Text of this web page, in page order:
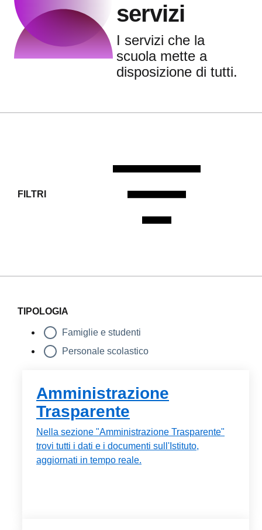
servizi
I servizi che la
scuola mette a
disposizione di tutti.
FILTRI
TIPOLOGIA
Famiglie e studenti
Personale scolastico
Amministrazione
Trasparente
Nella sezione "Amministrazione Trasparente"
trovi tutti i dati e i documenti sull'Istituto,
aggiornati in tempo reale.